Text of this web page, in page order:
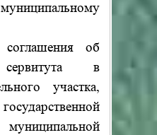
об
сервитута в
участка,